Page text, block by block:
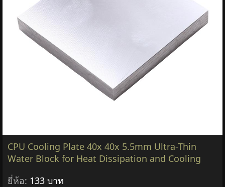
CPU Cooling Plate 40x 40x 5.5mm Ultra-Thin
Water Block for Heat Dissipation and Cooling
ยี่ห้อ: 133 บาท